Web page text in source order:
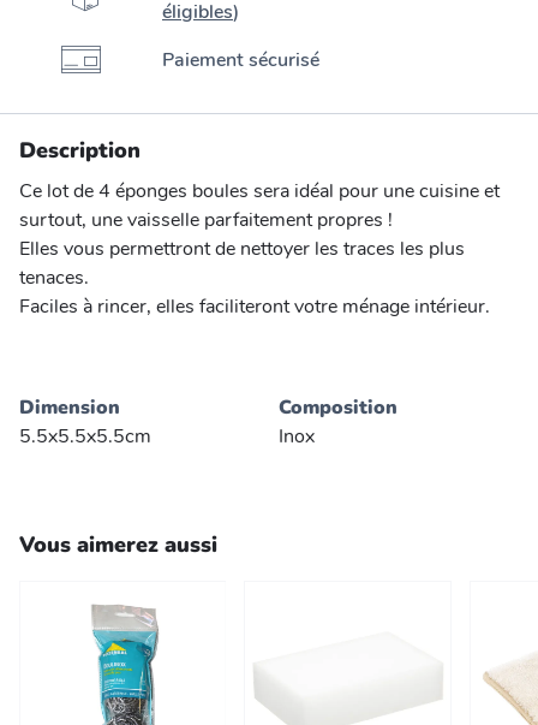
éligibles)
Paiement sécurisé
Description
Ce lot de 4 éponges boules sera idéal pour une cuisine et
surtout, une vaisselle parfaitement propres !
Elles vous permettront de nettoyer les traces les plus
tenaces.
Faciles à rincer, elles faciliteront votre ménage intérieur.
Dimension
5.5x5.5x5.5cm
Composition
Inox
Vous aimerez aussi